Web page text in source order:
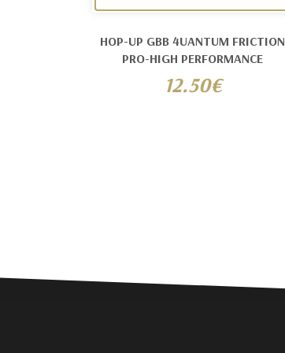
HOP-UP GBB 4UANTUM FRICTION
PRO-HIGH PERFORMANCE
12.50€